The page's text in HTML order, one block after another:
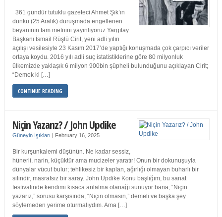
361 gündür tutuklu gazeteci Ahmet Şık’ın
dünkü (25 Aralık) duruşmada engellenen
beyanının tam metnini yayınlıyoruz Yargıtay
Başkanı İsmail Rüştü Cirit, yeni adli yılın
açılışı vesilesiyle 23 Kasım 2017’de yaptığı konuşmada çok çarpıcı veriler
ortaya koydu. 2016 yılı adli suç istatistiklerine göre 80 milyonluk
ülkemizde yaklaşık 6 milyon 900bin şüpheli bulunduğunu açıklayan Cirit;
“Demek ki […]
CONTINUE READING
Niçin Yazarız? / John Updike
Güneyin Işıkları | February 16, 2025
Bir kurşunkalemi düşünün. Ne kadar sessiz,
hünerli, narin, küçüktür ama mucizeler yaratır! Onun bir dokunuşuyla
dünyalar vücut bulur; tehlikesiz bir kaplan, ağırlığı olmayan buharlı bir
silindir, masrafsız bir saray. John Updike Konu başlığım, bu sanat
festivalinde kendimi kısaca anlatma olanağı sunuyor bana; “Niçin
yazarız,” sorusu karşısında, “Niçin olmasın,” demeli ve başka şey
söylemeden yerime oturmalıydım. Ama […]